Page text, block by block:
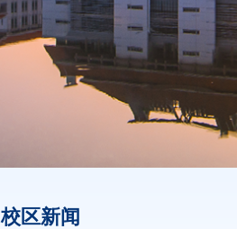
校区新闻